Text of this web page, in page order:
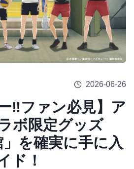
2026-06-26
‼ファン必見】ア
ボ限定グッズ
」を確実に手に入
ド！